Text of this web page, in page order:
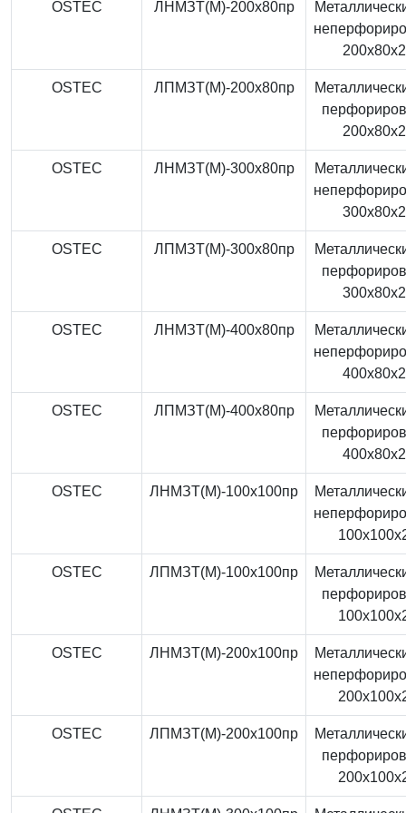
OSTEC ЛНМЗТ(М)-200x80пр
OSTEC ЛПМЗТ(М)-200x80пр
OSTEC ЛНМЗТ(М)-300x80пр
OSTEC ЛПМЗТ(М)-300x80пр
OSTEC ЛНМЗТ(М)-400x80пр
OSTEC ЛПМЗТ(М)-400x80пр
OSTEC ЛНМЗТ(М)-100x100пр
OSTEC ЛПМЗТ(М)-100x100пр
OSTEC ЛНМЗТ(М)-200x100пр
OSTEC ЛПМЗТ(М)-200x100пр